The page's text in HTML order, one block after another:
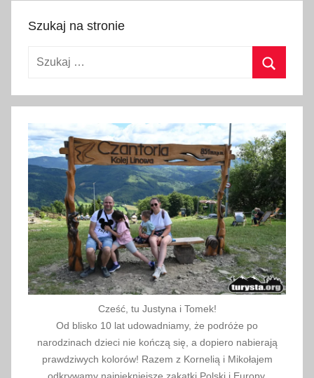
l
a
c
j
e
,
M
a
g
i
c
Szukaj na stronie
Szukaj:
Cześć, tu Justyna i Tomek!
Od blisko 10 lat udowadniamy, że podróże po
narodzinach dzieci nie kończą się, a dopiero nabierają
prawdziwych kolorów! Razem z Kornelią i Mikołajem